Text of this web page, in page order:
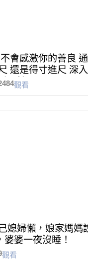
會感激你的善良
還是得寸進尺 深
要性
觀看
媳婦懶，娘家媽媽
婆一夜沒睡！
觀看